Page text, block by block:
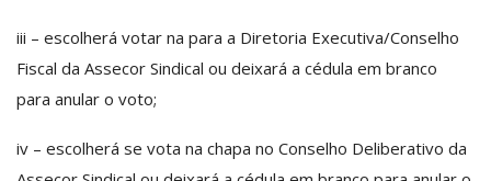
iii – escolherá votar na para a Diretoria Executiva/Conselho
Fiscal da Assecor Sindical ou deixará a cédula em branco
para anular o voto;
iv – escolherá se vota na chapa no Conselho Deliberativo da